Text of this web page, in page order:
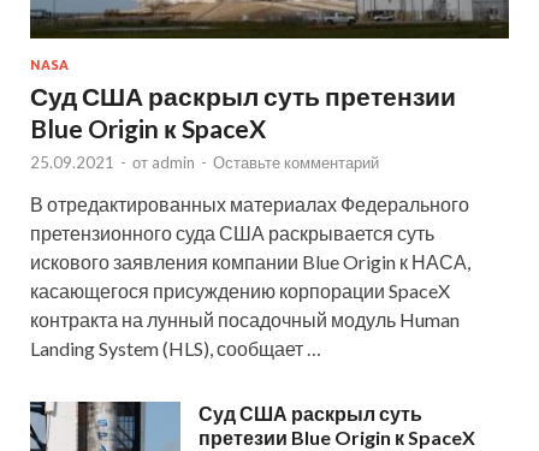
NASA
Суд США раскрыл суть претензии
Blue Origin к SpaceX
25.09.2021 - от admin - Оставьте комментарий
В отредактированных материалах Федерального
претензионного суда США раскрывается суть
искового заявления компании Blue Origin к НАСА,
касающегося присуждению корпорации SpaceX
контракта на лунный посадочный модуль Human
Landing System (HLS), сообщает …
Суд США раскрыл суть
претезии Blue Origin к SpaceX